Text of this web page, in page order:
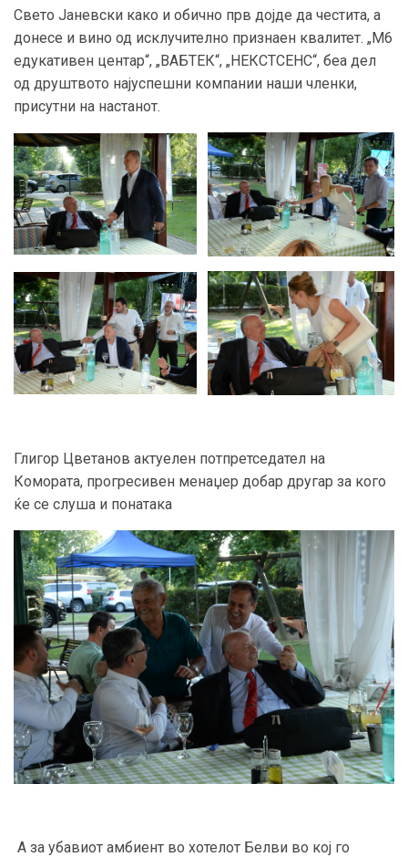
Свето Јаневски како и обично прв дојде да честита, а
донесе и вино од исклучително признаен квалитет. „М6
едукативен центар“, „ВАБТЕК“, „НЕКСТСЕНС“, беа дел
од друштвото најуспешни компании наши членки,
присутни на настанот.
Глигор Цветанов актуелен потпретседател на
Комората, прогресивен менаџер добар другар за кого
ќе се слуша и понатака
А за убавиот амбиент во хотелот Белви во кој го